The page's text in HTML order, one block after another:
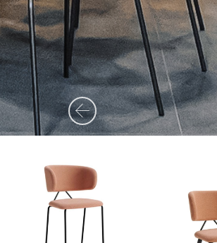
MÁS INFORMACIÓN
MÁS INFORMACIÓN